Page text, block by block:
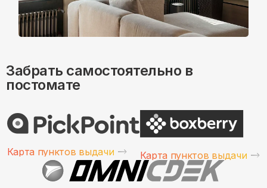
Забрать самостоятельно в
постомате
Карта пунктов выдачи Карта пунктов выдачи